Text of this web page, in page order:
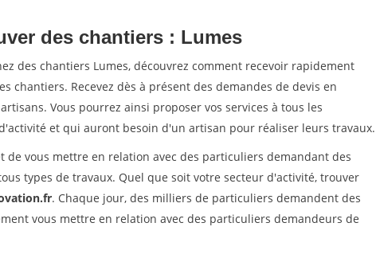
des chantiers : Lumes
des chantiers Lumes, découvrez comment recevoir rapidement
chantiers. Recevez dès à présent des demandes de devis en
Vous pourrez ainsi proposer vos services à tous les
et qui auront besoin d'un artisan pour réaliser leurs travaux.
de vous mettre en relation avec des particuliers demandant des
types de travaux. Quel que soit votre secteur d'activité, trouver
. Chaque jour, des milliers de particuliers demandent des
vous mettre en relation avec des particuliers demandeurs de